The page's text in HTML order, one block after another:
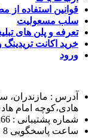
قوانین استفاده از
سلب مسعولیت
تعرفه و پلن های
خرید اکانت تریدینگ
ورود
آدرس : مازندران،
هادی،کوچه امام هادی 12- وب سایت هوش
شماره پشتیبانی : 09364549266
ساعت پاسخگویی 8 صبح تا ساعت 21